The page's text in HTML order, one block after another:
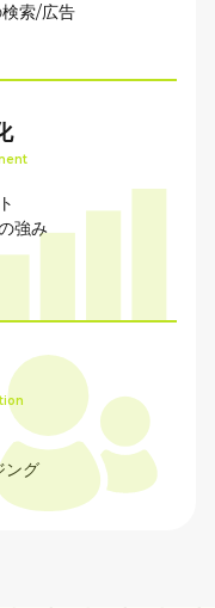
索/広告
強み
ング